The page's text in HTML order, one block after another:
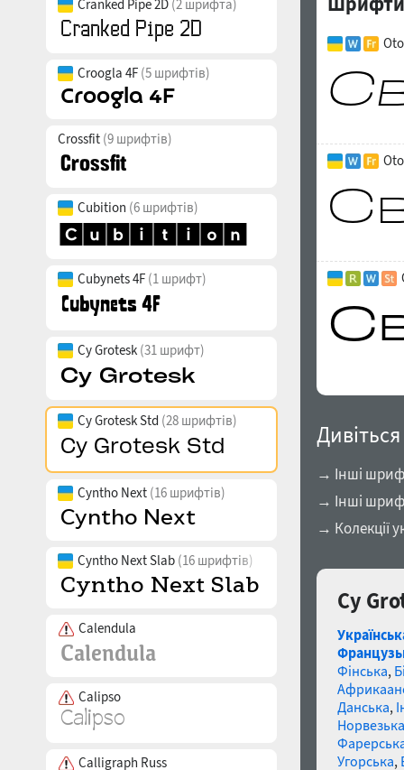
Cranked Pipe 2D (2 шрифта)
Croogla 4F (5 шрифтів)
Crossfit (9 шрифтів)
Cubition (6 шрифтів)
Cubynets 4F (1 шрифт)
Cy Grotesk (31 шрифт)
Cy Grotesk Std (28 шрифтів)
Cyntho Next (16 шрифтів)
Cyntho Next Slab (16 шрифтів)
Calendula
Calipso
Calligraph Russ
→ Інші
→ Інші
→ Колекції
Cy
Фінська,
Данська,
Норвезька
Угорська,